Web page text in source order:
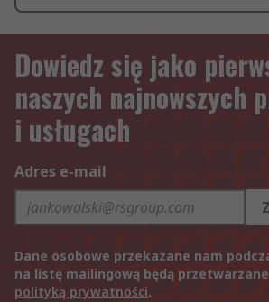
Dowiedz się jako
naszych najnowszych
i usługach
Adres e-mail
Dane osobowe przekazane nam
na listę mailingową będą
polityką prywatności.